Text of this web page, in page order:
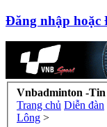
Đăng nhập hoặc
Vnbadminton -
Trang chủ Diễn đàn
Lông >